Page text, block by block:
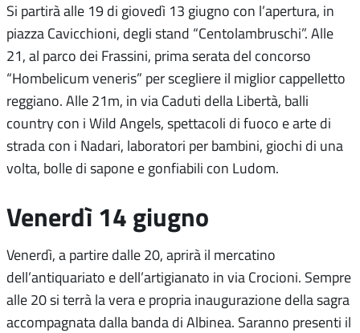
Si partirà alle 19 di giovedì 13 giugno con l’apertura, in
piazza Cavicchioni, degli stand “Centolambruschi”. Alle
21, al parco dei Frassini, prima serata del concorso
“Hombelicum veneris” per scegliere il miglior cappelletto
reggiano. Alle 21m, in via Caduti della Libertà, balli
country con i Wild Angels, spettacoli di fuoco e arte di
strada con i Nadari, laboratori per bambini, giochi di una
volta, bolle di sapone e gonfiabili con Ludom.
Venerdì 14 giugno
Venerdì, a partire dalle 20, aprirà il mercatino
dell’antiquariato e dell’artigianato in via Crocioni. Sempre
alle 20 si terrà la vera e propria inaugurazione della sagra
accompagnata dalla banda di Albinea. Saranno presenti il